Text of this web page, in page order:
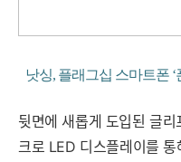
낫싱, 플래그십 스마트폰 ‘
뒷면에 새롭게 도입된 글
크로 LED 디스플레이를 통